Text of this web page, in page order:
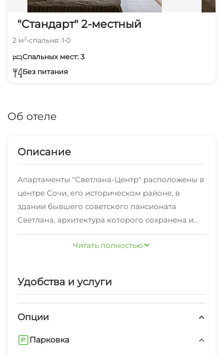
"Стандарт" 2-местный
2 м²•спальня: 1•0
Спальных мест: 3
Без питания
Об отеле
Описание
Апартаменты "Светлана-Центр" расположены в
центре Сочи, его историческом районе, в
здании бывшего советского пансионата
Светлана, архитектура которого сохранена и
сегодня.
Наши соседи Sea Galaxy и Жемчужина.
максимально комфортным.
минут, а дорога проходит через территорию
все, что необходимо для полноценного отдыха:
Читать полностью
Удобства и услуги
Опции
Парковка